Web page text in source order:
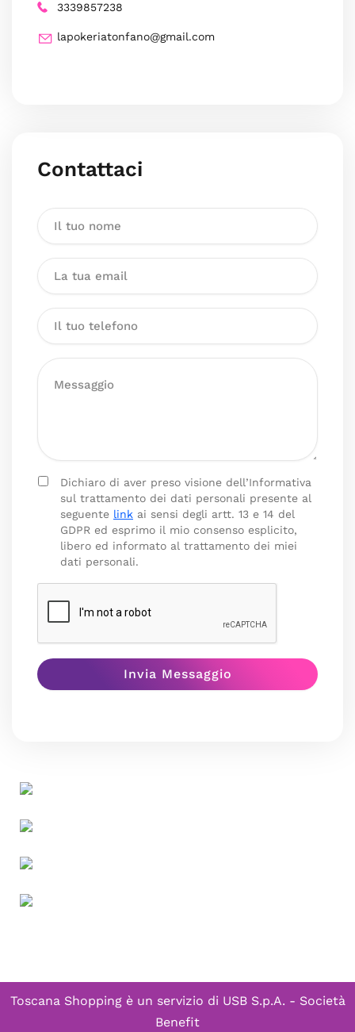
3339857238
lapokeriatonfano@gmail.com
Contattaci
Dichiaro di aver preso visione dell’Informativa
sul trattamento dei dati personali presente al
seguente link ai sensi degli artt. 13 e 14 del
GDPR ed esprimo il mio consenso esplicito,
libero ed informato al trattamento dei miei
dati personali.
Toscana Shopping è un servizio di USB S.p.A. - Società
Benefit